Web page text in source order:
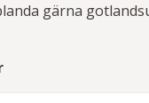
gärna
Prisintervall: